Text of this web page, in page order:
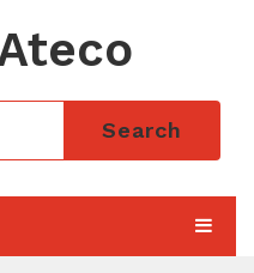
Search